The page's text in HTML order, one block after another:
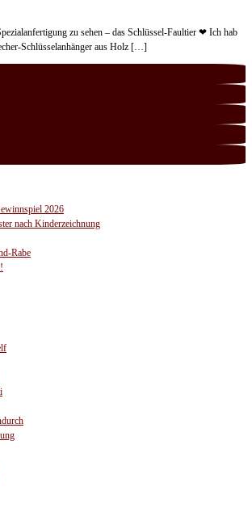
zu sehen – das Schlüssel-Faultier ❤ Ich hab
Schlüsselanhänger aus Holz […]
2026
nach Kinderzeichnung
Rabe